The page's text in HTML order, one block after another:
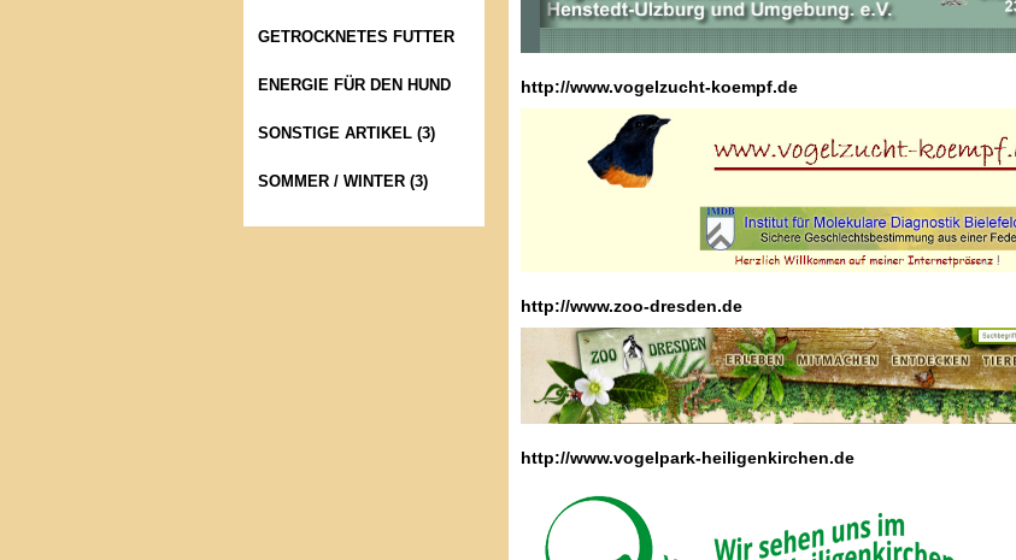
GETROCKNETES FUTTER
ENERGIE FÜR DEN HUND
SONSTIGE ARTIKEL (3)
SOMMER / WINTER (3)
http://www.vogelzucht-koempf.de
http://www.zoo-dresden.de
http://www.vogelpark-heiligenkirchen.de